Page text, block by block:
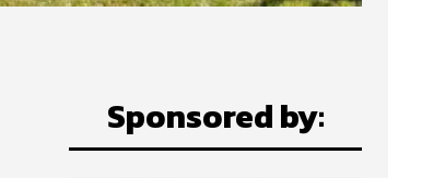
Sponsored by: